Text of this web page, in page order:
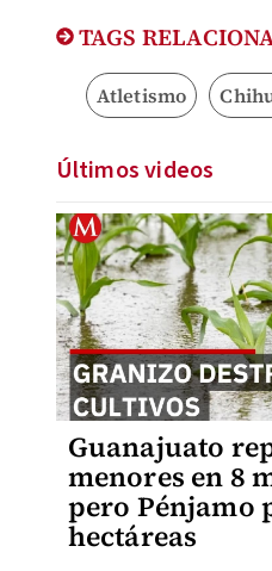
TAGS
Atletismo
Últimos videos
Guanajuato
menores en 8
pero Pénjamo
hectáreas